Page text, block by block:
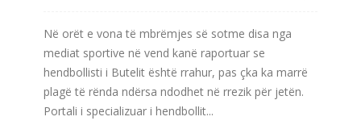
Në orët e vona të mbrëmjes së sotme disa nga
mediat sportive në vend kanë raportuar se
hendbollisti i Butelit është rrahur, pas çka ka marrë
plagë të rënda ndërsa ndodhet në rrezik për jetën.
Portali i specializuar i hendbollit...